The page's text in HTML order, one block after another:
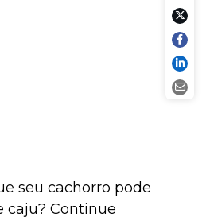
seu cachorro pode
caju? Continue